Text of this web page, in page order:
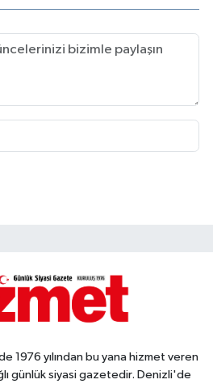
1976 yılından bu yana hizmet veren
günlük siyasi gazetedir. Denizli'de